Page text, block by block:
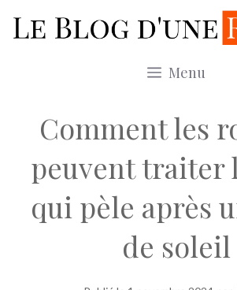
au
Menu
Comment les
peuvent traiter
qui pèle après
de soleil